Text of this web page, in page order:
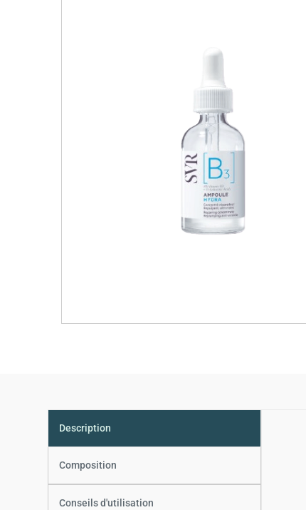
Conseils d'utilisation
Composition
Description